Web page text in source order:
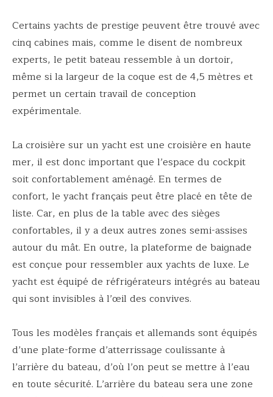
Certains yachts de prestige peuvent être trouvé avec
cinq cabines mais, comme le disent de nombreux
experts, le petit bateau ressemble à un dortoir,
même si la largeur de la coque est de 4,5 mètres et
permet un certain travail de conception
expérimentale.
La croisière sur un yacht est une croisière en haute
mer, il est donc important que l’espace du cockpit
soit confortablement aménagé. En termes de
confort, le yacht français peut être placé en tête de
liste. Car, en plus de la table avec des sièges
confortables, il y a deux autres zones semi-assises
autour du mât. En outre, la plateforme de baignade
est conçue pour ressembler aux yachts de luxe. Le
yacht est équipé de réfrigérateurs intégrés au bateau
qui sont invisibles à l’œil des convives.
Tous les modèles français et allemands sont équipés
d’une plate-forme d’atterrissage coulissante à
l’arrière du bateau, d’où l’on peut se mettre à l’eau
en toute sécurité. L’arrière du bateau sera une zone